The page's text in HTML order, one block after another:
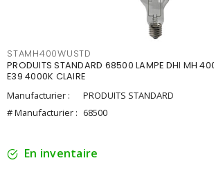
STAMH400WUSTD
PRODUITS STANDARD 68500 LAMPE DHI MH
E39 4000K CLAIRE
Manufacturier :
PRODUITS STANDARD
# Manufacturier : 68500
En inventaire